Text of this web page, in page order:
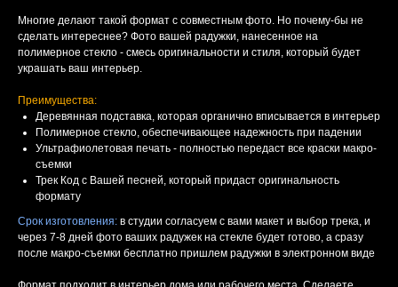
Многие делают такой формат с совместным фото. Но почему-бы не
сделать интереснее? Фото вашей радужки, нанесенное на
полимерное стекло - смесь оригинальности и стиля, который будет
украшать ваш интерьер.
Преимущества:
Деревянная подставка, которая органично вписывается в интерьер
Полимерное стекло, обеспечивающее надежность при падении
Ультрафиолетовая печать - полностью передаст все краски макро-
съемки
Трек Код с Вашей песней, который придаст оригинальность
формату
Срок изготовления: в студии согласуем с вами макет и выбор трека, и
через 7-8 дней фото ваших радужек на стекле будет готово, а сразу
после макро-съемки бесплатно пришлем радужки в электронном виде